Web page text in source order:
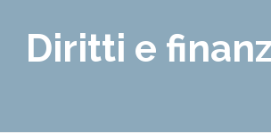
Diritti e